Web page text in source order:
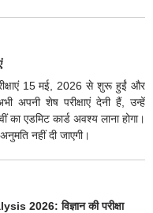
15 मई, 2026 से शुरू हुईं और
अपनी शेष परीक्षाएं देनी हैं, उन्हें
का एडमिट कार्ड अवश्य लाना होगा।
नहीं दी जाएगी।
2026: विज्ञान की परीक्षा